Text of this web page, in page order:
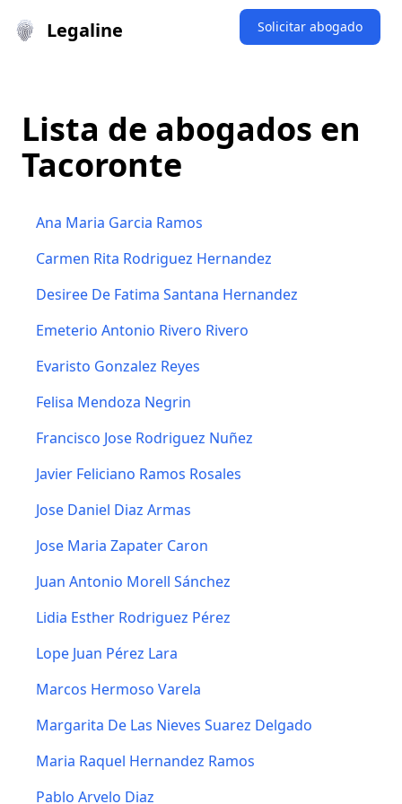
Legaline Solicitar abogado
Lista de abogados en
Tacoronte
Ana Maria Garcia Ramos
Carmen Rita Rodriguez Hernandez
Desiree De Fatima Santana Hernandez
Emeterio Antonio Rivero Rivero
Evaristo Gonzalez Reyes
Felisa Mendoza Negrin
Francisco Jose Rodriguez Nuñez
Javier Feliciano Ramos Rosales
Jose Daniel Diaz Armas
Jose Maria Zapater Caron
Juan Antonio Morell Sánchez
Lidia Esther Rodriguez Pérez
Lope Juan Pérez Lara
Marcos Hermoso Varela
Margarita De Las Nieves Suarez Delgado
Maria Raquel Hernandez Ramos
Pablo Arvelo Diaz